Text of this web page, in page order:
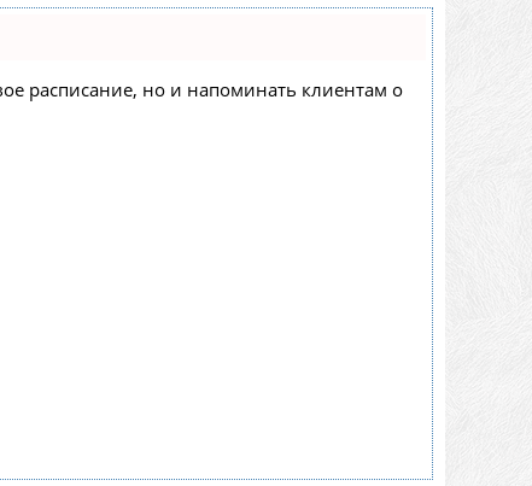
расписание, но и напоминать клиентам о